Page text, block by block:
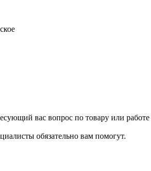
вас вопрос по товару или работе
обязательно вам помогут.